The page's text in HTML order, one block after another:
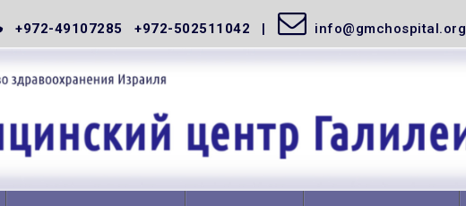
+972-49107285 +972-502511042 info@gmchospital.org